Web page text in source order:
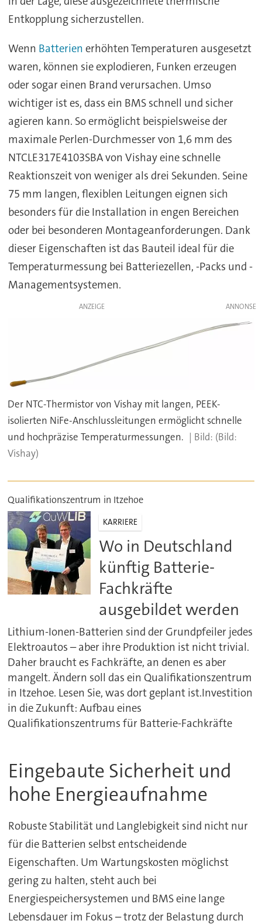
Entkopplung sicherzustellen.
Wenn Batterien erhöhten Temperaturen ausgesetzt
waren, können sie explodieren, Funken erzeugen
oder sogar einen Brand verursachen. Umso
wichtiger ist es, dass ein BMS schnell und sicher
agieren kann. So ermöglicht beispielsweise der
maximale Perlen-Durchmesser von 1,6 mm des
NTCLE317E4103SBA von Vishay eine schnelle
Reaktionszeit von weniger als drei Sekunden. Seine
75 mm langen, flexiblen Leitungen eignen sich
besonders für die Installation in engen Bereichen
oder bei besonderen Montageanforderungen. Dank
dieser Eigenschaften ist das Bauteil ideal für die
Temperaturmessung bei Batteriezellen, -Packs und -
Managementsystemen.
ANZEIGE
Der NTC-Thermistor von Vishay mit langen, PEEK-
isolierten NiFe-Anschlussleitungen ermöglicht schnelle
und hochpräzise Temperaturmessungen.
(Bild:
Vishay)
Qualifikationszentrum in Itzehoe
KARRIERE
Wo in Deutschland
künftig Batterie-
Fachkräfte
ausgebildet werden
Lithium-Ionen-Batterien sind der Grundpfeiler jedes
Elektroautos – aber ihre Produktion ist nicht trivial.
Daher braucht es Fachkräfte, an denen es aber
mangelt. Ändern soll das ein Qualifikationszentrum
in Itzehoe. Lesen Sie, was dort geplant ist.Investition
in die Zukunft: Aufbau eines
Qualifikationszentrums für Batterie-Fachkräfte
Eingebaute Sicherheit und
hohe Energieaufnahme
Robuste Stabilität und Langlebigkeit sind nicht nur
für die Batterien selbst entscheidende
Eigenschaften. Um Wartungskosten möglichst
gering zu halten, steht auch bei
Energiespeichersystemen und BMS eine lange
Lebensdauer im Fokus – trotz der Belastung durch